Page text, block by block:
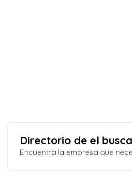
Directorio de el
Encuentra la empresa que